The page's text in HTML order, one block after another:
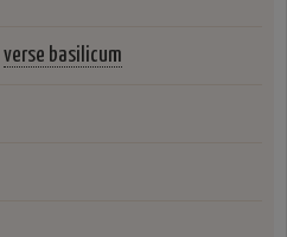
verse basilicum